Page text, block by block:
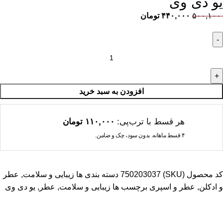
۵۰۰,۱۰۰ ۴۴۰,۰۰۰ تومان
افزودن به سبد خرید
هر قسط با ترب‌پی: ۱۱۰,۰۰۰ تومان
۴ قسط ماهانه. بدون سود، چک و ضامن.
کد محصول (SKU) 750203037 دسته بندی ها زیبایی و سلامت, عطر
و ادکلن, عطر و اسپری برچسب ها زیبایی و سلامت, عطر , یو دی وی